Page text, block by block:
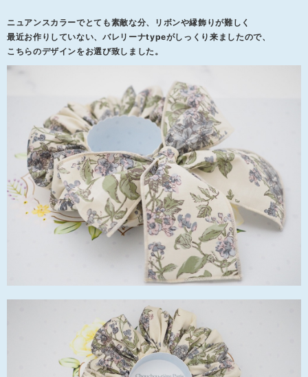
ニュアンスカラーでとても素敵な分、リボンや縁飾りが難しく
最近お作りしていない、バレリーナtypeがしっくり来ましたので、
こちらのデザインをお選び致しました。